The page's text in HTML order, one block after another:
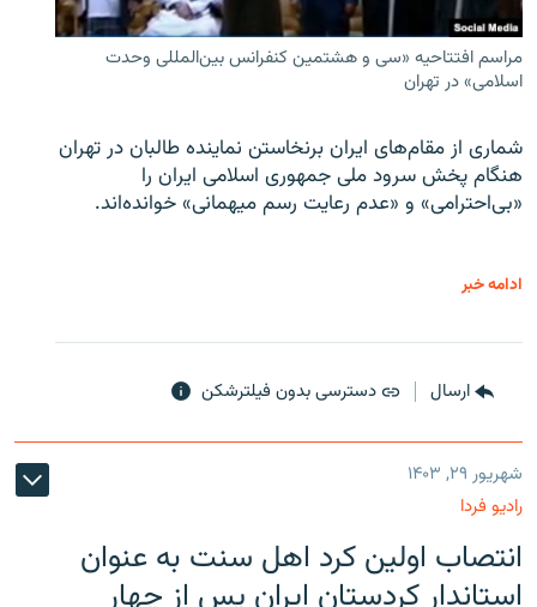
مراسم افتتاحیه «سی و هشتمین کنفرانس بین‌المللی وحدت
اسلامی» در تهران
شماری از مقام‌های ایران برنخاستن نماینده طالبان در تهران
هنگام پخش سرود ملی جمهوری اسلامی ایران را
«بی‌احترامی» و «عدم رعایت رسم میهمانی» خوانده‌اند.
ادامه خبر
ارسال دسترسی بدون فیلترشکن
شهریور ۲۹, ۱۴۰۳
رادیو فردا
انتصاب اولین کرد اهل سنت به عنوان